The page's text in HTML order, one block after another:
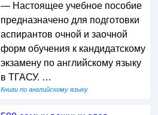
— Настоящее учебное пособие
предназначено для подготовки
аспирантов очной и заочной
форм обучения к кандидатскому
экзамену по английскому языку
в ТГАСУ. …
Книги по английскому языку